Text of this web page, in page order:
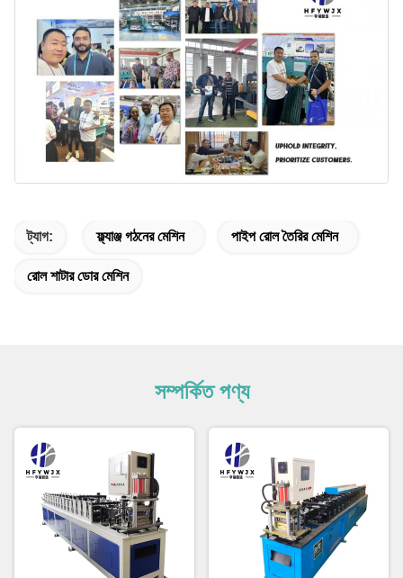
ট্যাগ: ফ্ল্যাঞ্জ গঠনের মেশিন পাইপ রোল তৈরির মেশিন
রোল শাটার ডোর মেশিন
সম্পর্কিত পণ্য